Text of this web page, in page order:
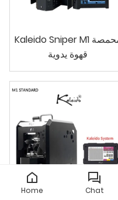
Kaleido Sniper M1 محمصة
قهوة يدوية
Home Chat